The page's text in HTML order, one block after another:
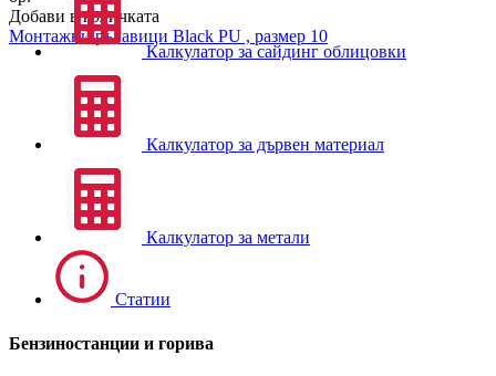
Добави в количката
Монтажни ръкавици Black PU , размер 10
Калкулатор за сайдинг облицовки
Калкулатор за дървен материал
Калкулатор за метали
Статии
Бензиностанции и горива